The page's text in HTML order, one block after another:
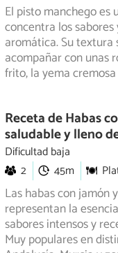
El pisto manchego es
concentra los
aromática.Su textura
acompañar con unas
frito, la yema
Receta de Habas
saludable y lleno
Dificultad baja
2
45m
Las habas con jamón
representan la
sabores intensos y
Muy populares en